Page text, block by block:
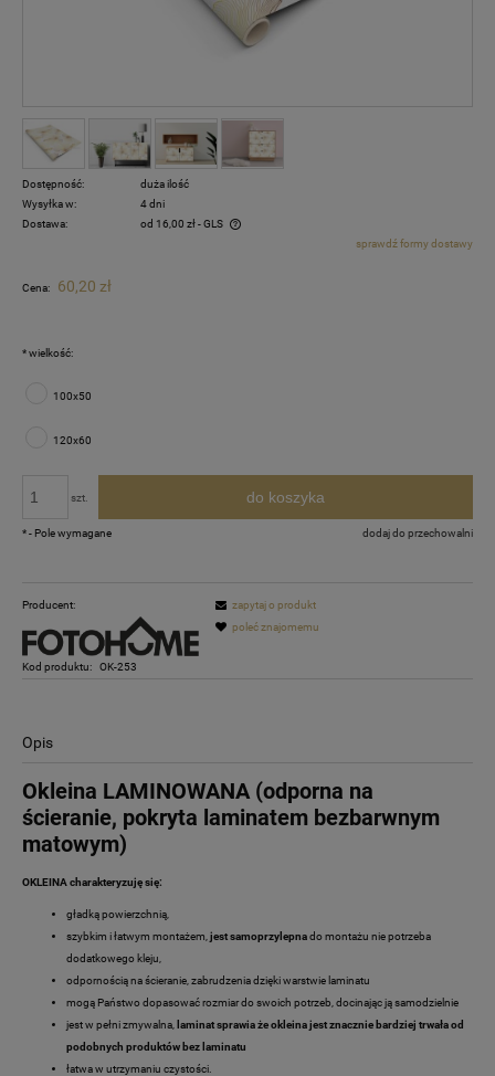
Dostępność:
duża ilość
Wysyłka w:
4 dni
Dostawa:
od 16,00 zł- GLS
Cena nie zawiera ewentualnych kosztów płatnościsprawdź formy dostawy
Cena: 60,20 zł
*wielkość:
100x50
120x60
szt. do koszyka
dodaj do przechowalni
*- Pole wymagane
Producent:
Kod produktu: OK-253
zapytaj o produkt
poleć znajomemu
Opis
Okleina LAMINOWANA (odporna na
ścieranie, pokryta laminatem bezbarwnym
matowym)
OKLEINA charakteryzuję się:
gładką powierzchnią,
szybkim i łatwym montażem, jest samoprzylepnado montażu nie potrzeba
dodatkowego kleju,
odpornością na ścieranie, zabrudzenia dzięki warstwie laminatu
mogą Państwo dopasować rozmiar do swoich potrzeb, docinając ją samodzielnie
jest w pełni zmywalna,
laminat sprawia że okleina jest znacznie bardziej trwała od
podobnych produktów bez laminatu
łatwa w utrzymaniu czystości.